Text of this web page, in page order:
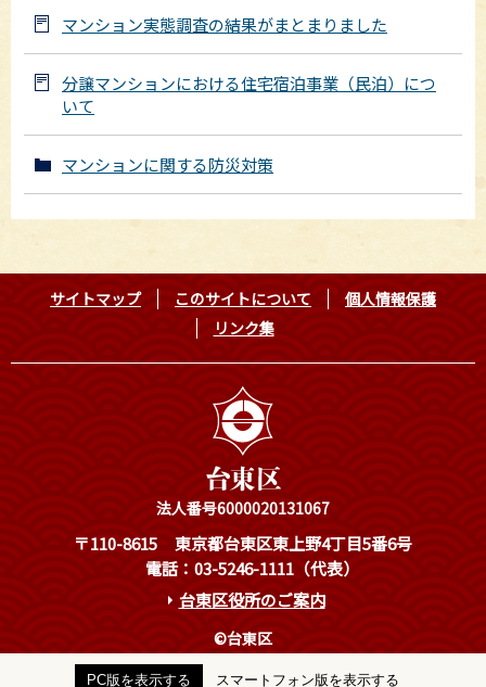
マンション実態調査の結果がまとまりました
分譲マンションにおける住宅宿泊事業（民泊）につ
いて
マンションに関する防災対策
サイトマップ このサイトについて
個人情報保護
リンク集
法人番号6000020131067
〒110-8615
東京都台東区東上野4丁目5番6号
電話：03-5246-1111（代表）
台東区役所のご案内
©台東区
PC版を表示する スマートフォン版を表示する